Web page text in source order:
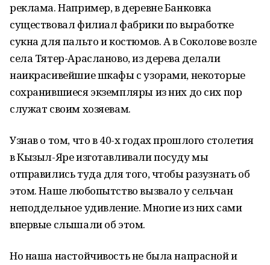
реклама. Например, в деревне Банковка
существовал филиал фабрики по выработке
сукна для пальто и костюмов. А в Соколове возле
села Тятер-Арасланово, из дерева делали
наикрасивейшие шкафы с узорами, некоторые
сохранившиеся экземпляры из них до сих пор
служат своим хозяевам.
Узнав о том, что в 40-х годах прошлого столетия
в Кызыл-Яре изготавливали посуду мы
отправились туда для того, чтобы разузнать об
этом. Наше любопытство вызвало у сельчан
неподдельное удивление. Многие из них сами
впервые слышали об этом.
Но наша настойчивость не была напрасной и